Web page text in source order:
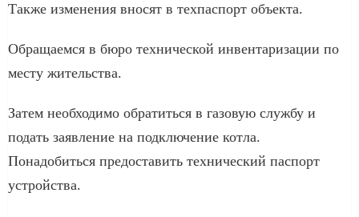
Также изменения вносят в техпаспорт объекта.
Обращаемся в бюро технической инвентаризации по
месту жительства.
Затем необходимо обратиться в газовую службу и
подать заявление на подключение котла.
Понадобиться предоставить технический паспорт
устройства.